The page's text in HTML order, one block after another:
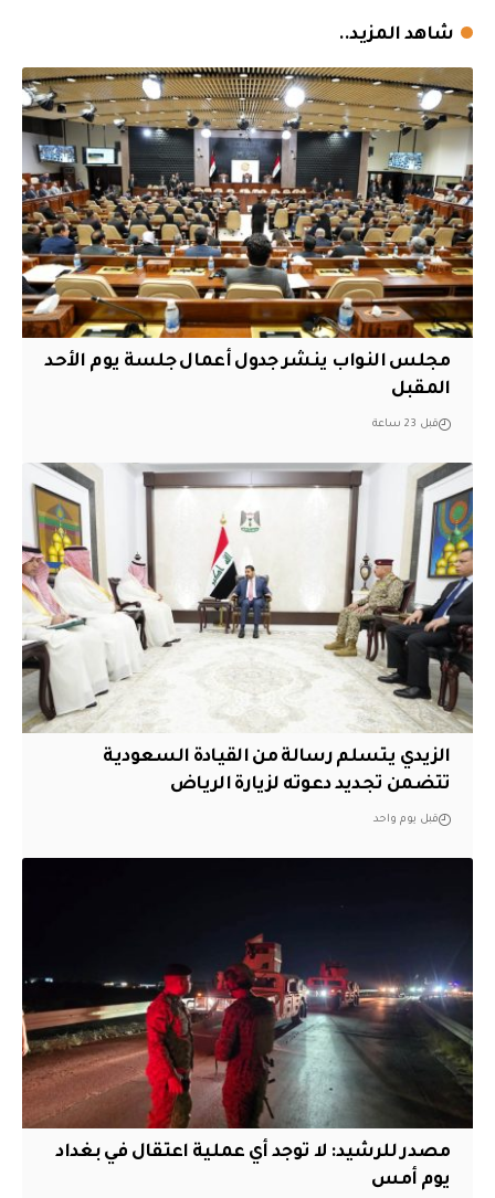
شاهد المزيد..
مجلس النواب ينشر جدول أعمال جلسة يوم الأحد
المقبل
قبل 23 ساعة
الزيدي يتسلم رسالة من القيادة السعودية
تتضمن تجديد دعوته لزيارة الرياض
قبل يوم واحد
مصدر للرشيد: لا توجد أي عملية اعتقال في بغداد
يوم أمس